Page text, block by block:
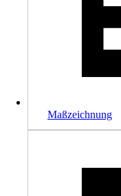
Maßzeichnung